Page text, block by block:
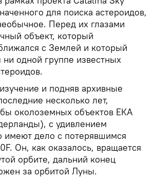
для поиска астероидов,
Перед их глазами
объект, который
с Землей и который
одной группе известных
и подняв архивные
несколько лет,
околоземных объектов ЕКА
с удивлением
имеют дело с потерявшимся
Он, как оказалось, вращается
орбите, дальний конец
за орбитой Луны.